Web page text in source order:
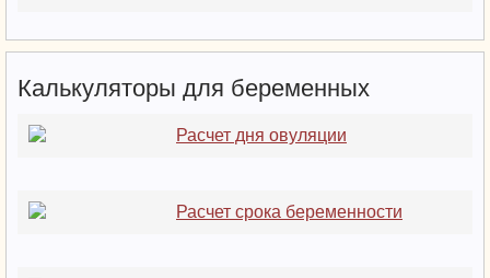
Калькуляторы для беременных
Расчет дня овуляции
Расчет срока беременности